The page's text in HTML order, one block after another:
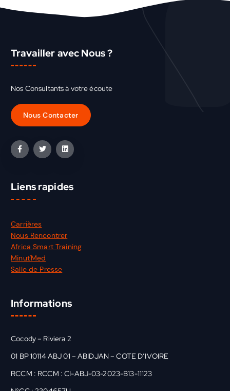
Travailler avec Nous ?
Nos Consultants à votre écoute
Liens rapides
Carrières
Nous Rencontrer
Africa Smart Training
Minut'Med
Salle de Presse
Informations
Cocody – Riviera 2
01 BP 10114 ABJ 01 – ABIDJAN – COTE D’IVOIRE
RCCM : RCCM : CI-ABJ-03-2023-B13-11123